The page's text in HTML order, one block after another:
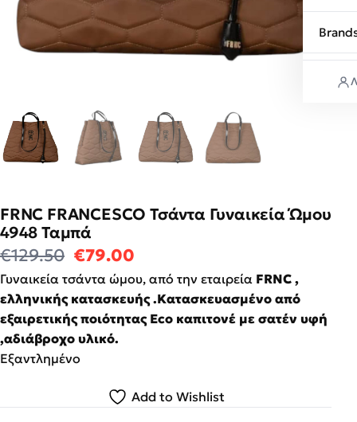
FRNC FRANCESCO Τσάντα Γυναικεία Ώμου
4948 Ταμπά
€129.50 Original price was: €129.50.
€79.00
Γυναικεία τσάντα ώμου, από την εταιρεία FRNC ,
ελληνικής κατασκευής .Κατασκευασμένο από
εξαιρετικής ποιότητας Eco καπιτονέ με σατέν υφή
,αδιάβροχο υλικό.
Εξαντλημένο
Add to Wishlist